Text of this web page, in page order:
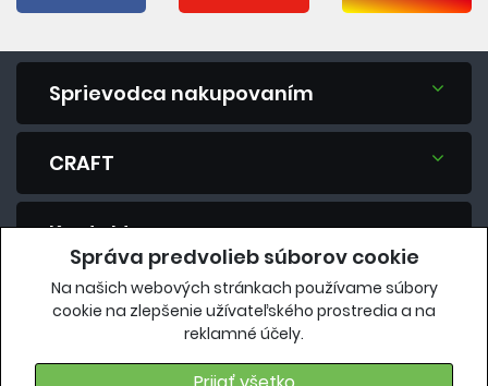
Správa predvolieb súborov cookie
Na našich webových stránkach používame súbory
cookie na zlepšenie užívateľského prostredia a na
reklamné účely.
Sprievodca nakupovaním
CRAFT
Kontakt
Máte otázku? Spýtajte sa nás.
eshop@vavrys.sk
+421 911 454 422